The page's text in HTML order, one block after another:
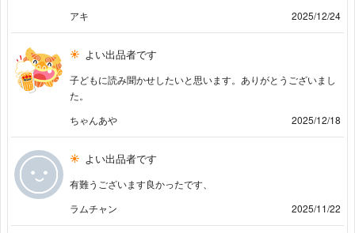
アキ
2025/12/24
よい出品者です
子どもに読み聞かせしたいと思います。ありがとうございまし
た。
ちゃんあや
2025/12/18
よい出品者です
有難うございます良かったです、
ラムチャン
2025/11/22